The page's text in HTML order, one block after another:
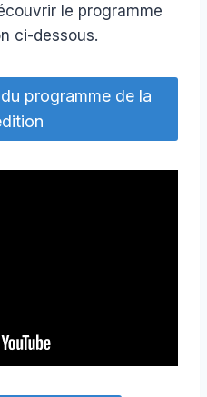
le programme
ci-dessous.
programme de la